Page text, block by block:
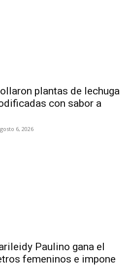
plantas de lechuga
con sabor a
6, 2026
Paulino gana el
femeninos e impone